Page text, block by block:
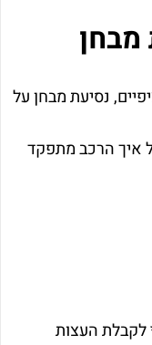
נסיעת מבחן על
איך הרכב מתפקד
לקבלת העצות